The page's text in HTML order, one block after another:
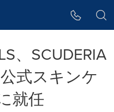
、SCUDERIA
式スキンケ
就任